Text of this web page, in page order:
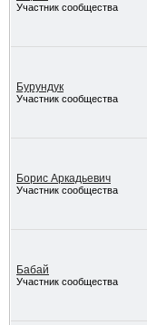
Участник сообщества
Бурундук
Участник сообщества
Борис Аркадьевич
Участник сообщества
Бабай
Участник сообщества